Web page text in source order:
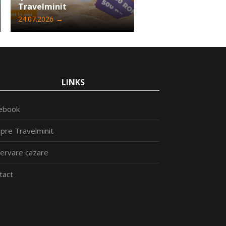
Travelminit
24.07.2026 →
LINKS
Travelminit
cazare